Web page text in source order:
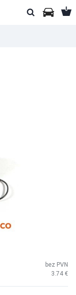
3.74
bez PVN